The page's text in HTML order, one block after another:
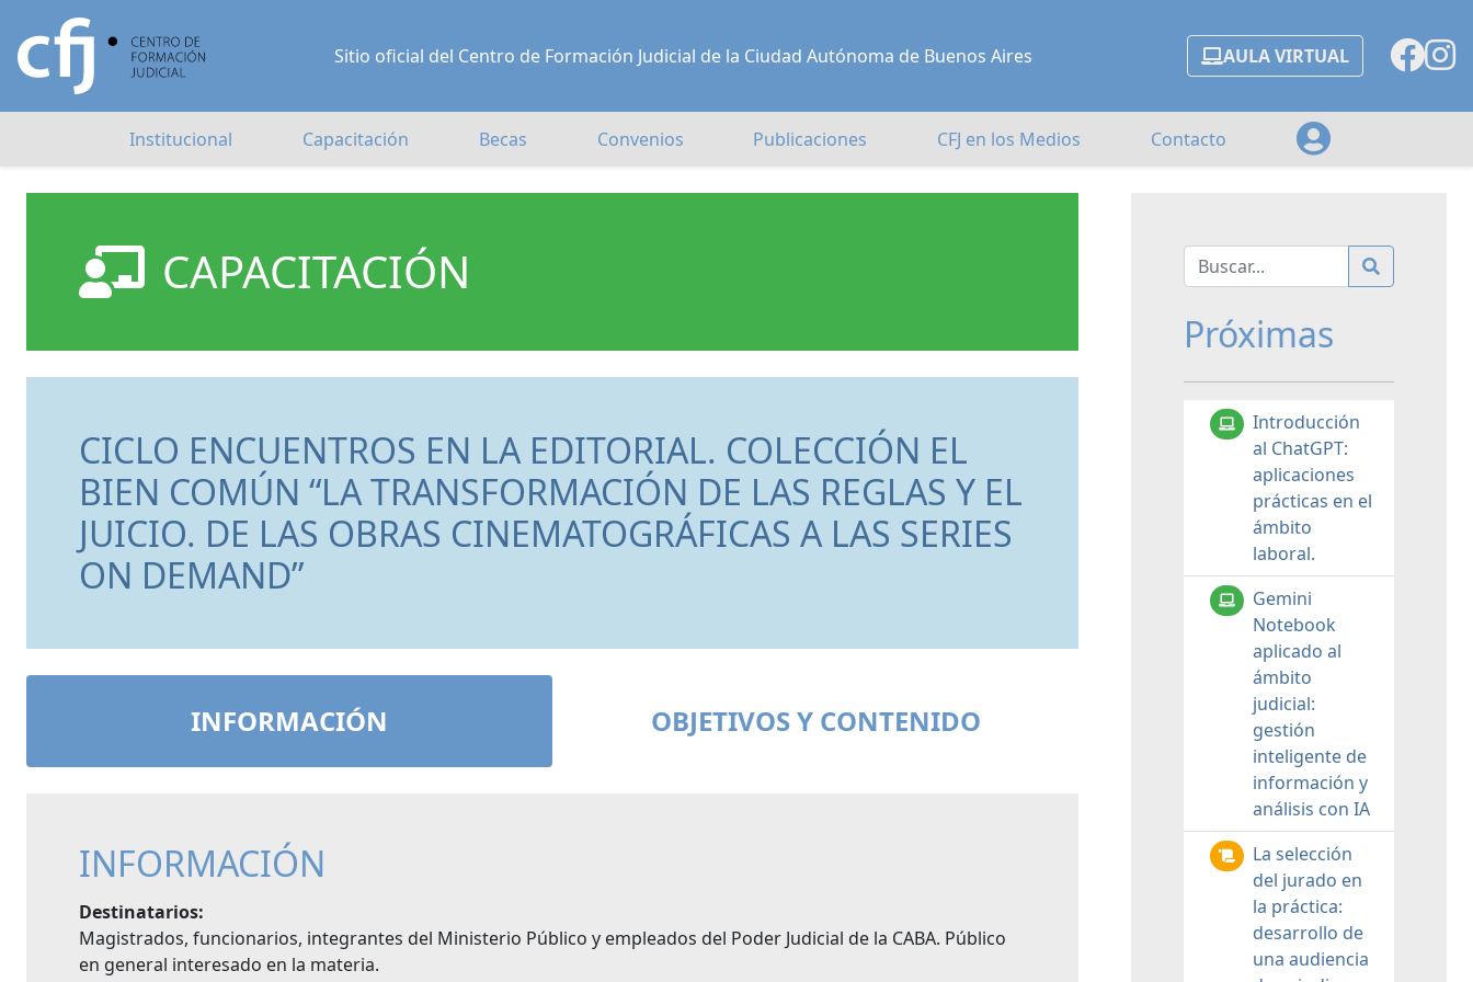
Sitio oficial del Centro de Formación Judicial de la Ciudad Autónoma de Buenos Aires AULA VIRTUAL
Institucional Capacitación Becas Convenios Publicaciones CFJ en los Medios Contacto
CAPACITACIÓN
CICLO ENCUENTROS EN LA EDITORIAL. COLECCIÓN EL
BIEN COMÚN “LA TRANSFORMACIÓN DE LAS REGLAS Y EL
JUICIO. DE LAS OBRAS CINEMATOGRÁFICAS A LAS SERIES
ON DEMAND”
INFORMACIÓN OBJETIVOS Y CONTENIDO
INFORMACIÓN
Destinatarios:
Magistrados, funcionarios, integrantes del Ministerio Público y empleados del Poder Judicial de la CABA. Público
en general interesado en la materia.
Próximas
Introducción
al ChatGPT:
aplicaciones
prácticas en el
ámbito
laboral.
Gemini
Notebook
aplicado al
ámbito
judicial:
gestión
inteligente de
información y
análisis con IA
La selección
del jurado en
la práctica:
desarrollo de
una audiencia